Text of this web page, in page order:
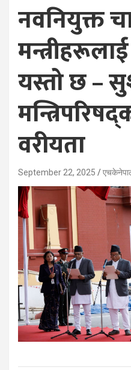
नवनियुक्त
यस्तो छ –
वरीयता
September 22, 2025